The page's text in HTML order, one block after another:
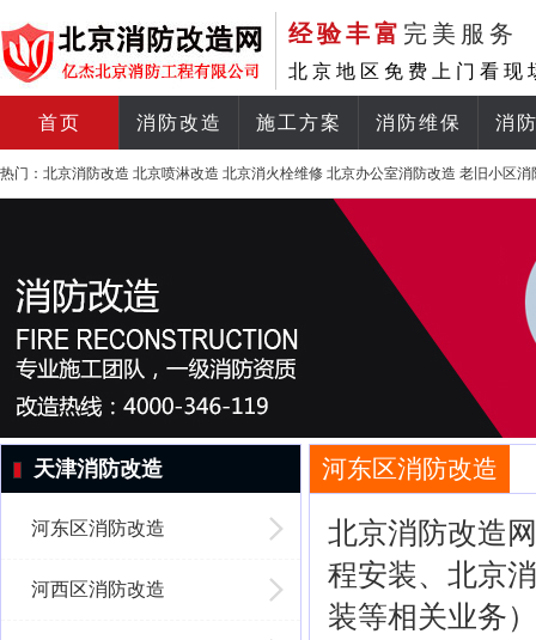
经验丰富 完美服务
北京地区免费上门看现
首页 消防改造 施工方案 消防维保 消
热门： 北京消防改造 北京喷淋改造 北京消火栓维修 北京办公室消防改造 老旧小区消
天津消防改造
河东区消防改造
河西区消防改造
河东区消防改造
北京消防改造
程安装、北京
装等相关业务